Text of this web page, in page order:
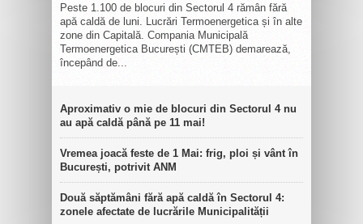
Peste 1.100 de blocuri din Sectorul 4 rămân fără
apă caldă de luni. Lucrări Termoenergetica și în alte
zone din Capitală. Compania Municipală
Termoenergetica București (CMTEB) demarează,
începând de...
Aproximativ o mie de blocuri din Sectorul 4 nu
au apă caldă până pe 11 mai!
Vremea joacă feste de 1 Mai: frig, ploi și vânt în
București, potrivit ANM
Două săptămâni fără apă caldă în Sectorul 4:
zonele afectate de lucrările Municipalității